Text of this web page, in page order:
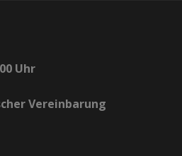
Uhr
Vereinbarung